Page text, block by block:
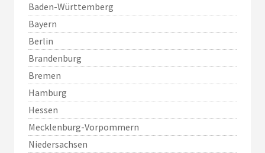
Baden-Württemberg
Bayern
Berlin
Brandenburg
Bremen
Hamburg
Hessen
Mecklenburg-Vorpommern
Niedersachsen